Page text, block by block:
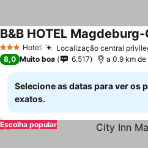
3 EstrelasHotel Localização central
B&B HOTEL
8,0 Muito boa 6.517 a 0.9 km
Selecione as datas para ver os
exatos.
Escolha popular